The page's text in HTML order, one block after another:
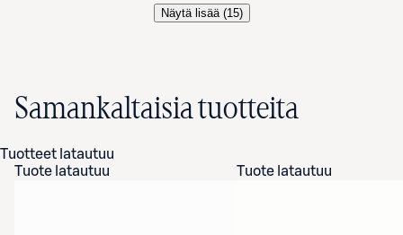
Näytä lisää (15)
Samankaltaisia tuotteita
Tuotteet latautuu
Tuote latautuu
Tuote latautuu